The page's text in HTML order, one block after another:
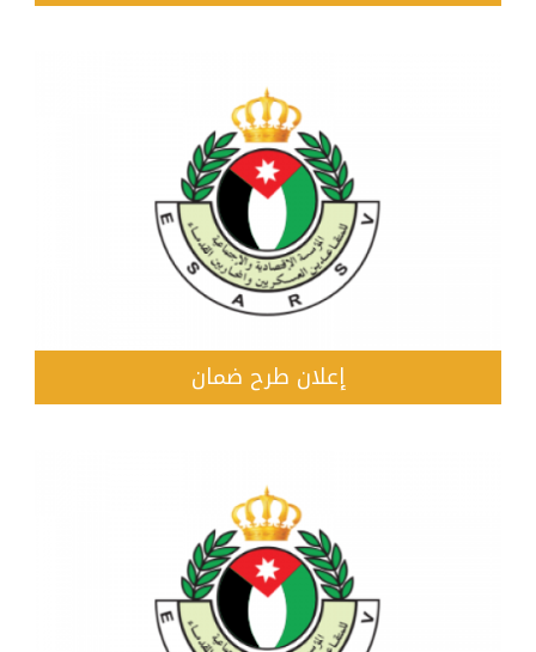
إعلان طرح ضمان